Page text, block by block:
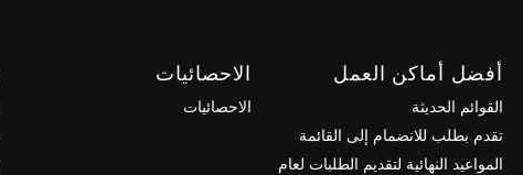
أفضل أماكن العمل
القوائم الحديثة
تقدم بطلب للانضمام إلى القائمة
المواعيد النهائية لتقديم الطلبات لعام
الاحصائيات
الاحصائيات